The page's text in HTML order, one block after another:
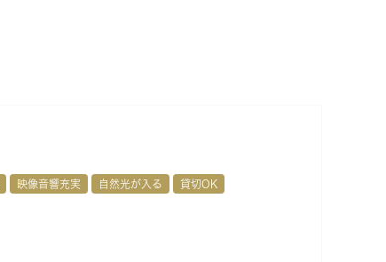
映像音響充実 自然光が入る 貸切OK